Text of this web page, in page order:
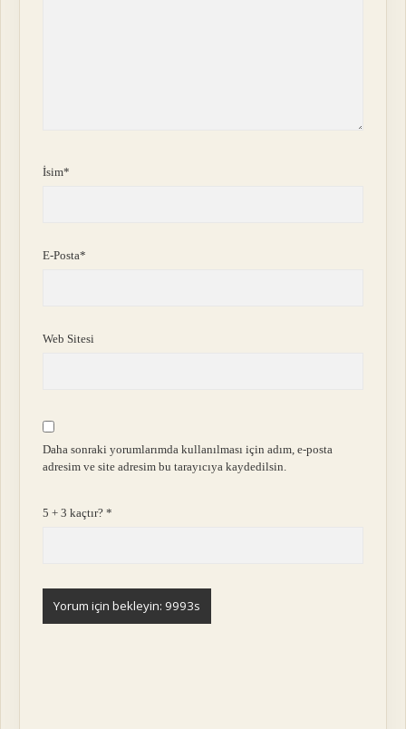
İsim*
E-Posta*
Web Sitesi
Daha sonraki yorumlarımda kullanılması için adım, e-posta
adresim ve site adresim bu tarayıcıya kaydedilsin.
5 + 3 kaçtır?*